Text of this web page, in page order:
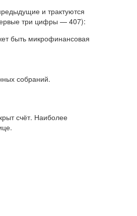
и трактуются
три цифры — 407):
быть микрофинансовая
собраний.
счёт. Наиболее